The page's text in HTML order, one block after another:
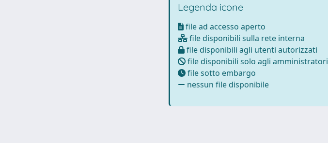
Legenda icone
file ad accesso aperto
file disponibili sulla rete interna
file disponibili agli utenti autorizzati
file disponibili solo agli amministratori
file sotto embargo
nessun file disponibile